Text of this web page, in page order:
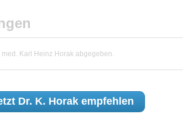
Karl Heinz Horak abgegeben.
Dr. K. Horakempfehlen